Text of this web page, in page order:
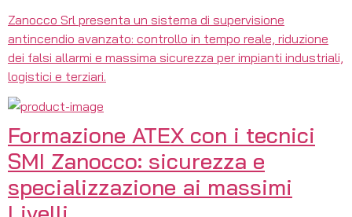
Zanocco Srl presenta un sistema di supervisione
antincendio avanzato: controllo in tempo reale, riduzione
dei falsi allarmi e massima sicurezza per impianti industriali,
logistici e terziari.
Formazione ATEX con i tecnici
SMI Zanocco: sicurezza e
specializzazione ai massimi